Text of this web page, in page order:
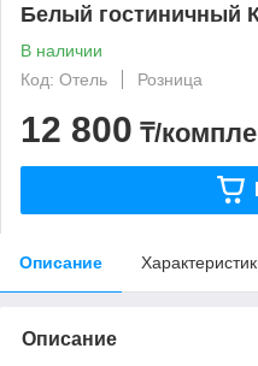
Белый гостиничный
В наличии
Код: Отель
Розница
12 800 ₸/
Описание
Описание